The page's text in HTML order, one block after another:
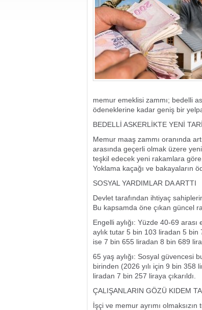
memur emeklisi zammı; bedelli
ödeneklerine kadar geniş bir
BEDELLİ ASKERLİKTE YENİ
Memur maaş zammı oranında
arasında geçerli olmak üzere
teşkil edecek yeni rakamlara
Yoklama kaçağı ve bakayaların
SOSYAL YARDIMLAR DA ARTTI
Devlet tarafından ihtiyaç
Bu kapsamda öne çıkan güncel
Engelli aylığı: Yüzde 40-69
aylık tutar 5 bin 103 liradan 5
ise 7 bin 655 liradan 8 bin 689
65 yaş aylığı: Sosyal güvencesi
birinden (2026 yılı için 9 bin
liradan 7 bin 257 liraya çıkarıldı.
ÇALIŞANLARIN GÖZÜ KIDEM
İşçi ve memur ayrımı